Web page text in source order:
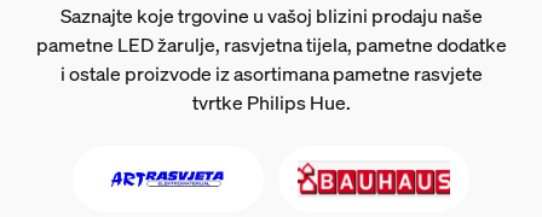
Saznajte koje trgovine u vašoj blizini prodaju naše
pametne LED žarulje, rasvjetna tijela, pametne dodatke
i ostale proizvode iz asortimana pametne rasvjete
tvrtke Philips Hue.